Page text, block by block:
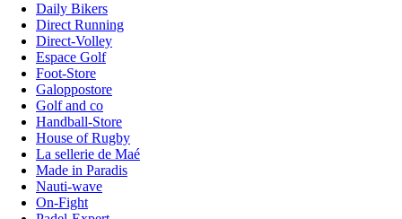
Daily Bikers
Direct Running
Direct-Volley
Espace Golf
Foot-Store
Galoppostore
Golf and co
Handball-Store
House of Rugby
La sellerie de Maé
Made in Paradis
Nauti-wave
On-Fight